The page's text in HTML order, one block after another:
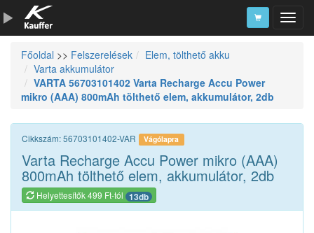
Szerszámkatalógus
Kosár
Főoldal >> Felszerelések
Elem, tölthető akku
Varta akkumulátor
VARTA 56703101402 Varta Recharge Accu Power
mikro (AAA) 800mAh tölthető elem, akkumulátor, 2db
Cikkszám: 56703101402-VAR Vágólapra
Varta Recharge Accu Power mikro (AAA)
800mAh tölthető elem, akkumulátor, 2db
Helyettesítők 499 Ft-tól 13db